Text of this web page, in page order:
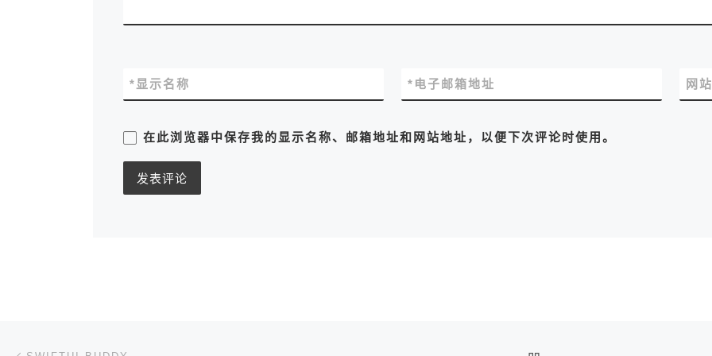
显示名称
* 电子邮箱地址
* 网
在此浏览器中保存我的显示名称、邮箱地址和网站地址，以便下次评论时使用。
文章导航